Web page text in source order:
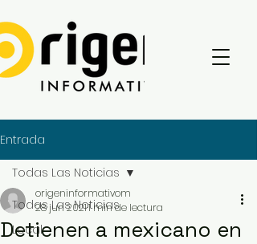
Entrada
Todas Las Noticias
Local
Todas Las Noticias
Detienen a mexicano en
origeninformativom
28 jun 20211 min de lectura